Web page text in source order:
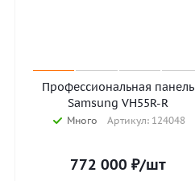
Профессиональная панель
Samsung VH55R-R
Много Артикул: 124048
772 000 ₽/шт